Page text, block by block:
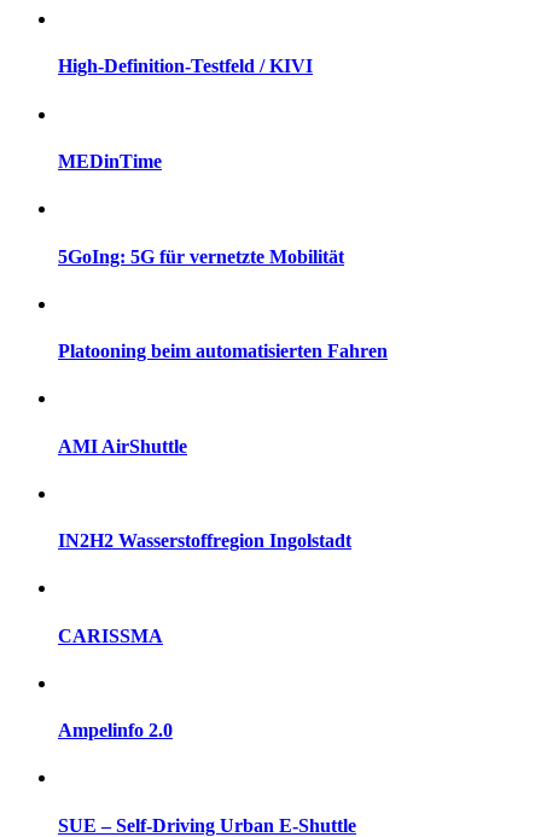
High-Definition-Testfeld / KIVI
MEDinTime
5GoIng: 5G für vernetzte Mobilität
Platooning beim automatisierten Fahren
AMI AirShuttle
IN2H2 Wasserstoffregion Ingolstadt
CARISSMA
Ampelinfo 2.0
SUE – Self-Driving Urban E-Shuttle